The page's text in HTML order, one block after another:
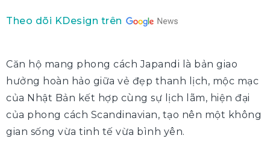
Theo dõi KDesign trên
Căn hộ mang phong cách Japandi là bản giao
hưởng hoàn hảo giữa vẻ đẹp thanh lịch, mộc mạc
của Nhật Bản kết hợp cùng sự lịch lãm, hiện đại
của phong cách Scandinavian, tạo nên một không
gian sống vừa tinh tế vừa bình yên.